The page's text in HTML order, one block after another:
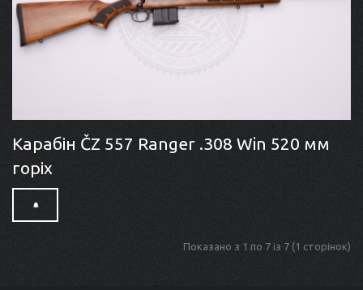
Карабін ČZ 557 Ranger .308 Win 520 мм
горіх
Показано з 1 по 7 із 7 (1 сторінок)